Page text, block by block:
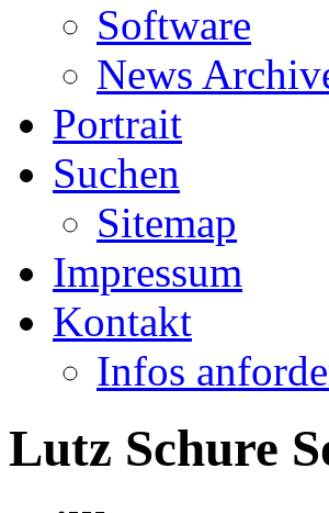
Software
News
Portrait
Suchen
Sitemap
Impressum
Kontakt
Infos
Lutz Schure